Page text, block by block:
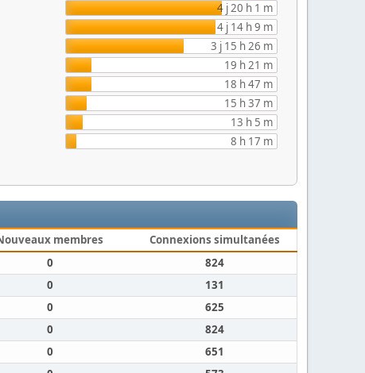
4 j 20 h 1 m
4 j 14 h 9 m
3 j 15 h 26 m
19 h 21 m
18 h 47 m
15 h 37 m
13 h 5 m
8 h 17 m
membres
Connexions simultanées
0
824
0
131
0
625
0
824
0
651